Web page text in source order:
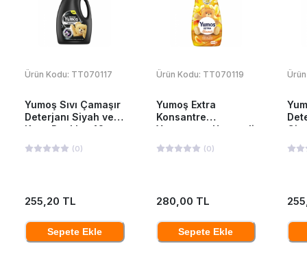
Ürün Kodu: TT070117
Yumoş Sıvı Çamaşır
Deterjanı Siyah ve
Koyu Renkler 42
(0)
255,20 TL
Sepete Ekle
Ürün Kodu: TT070119
Yumoş Extra
Konsantre
Yumuşatıcı Hanımeli
(0)
280,00 TL
Sepete Ekle